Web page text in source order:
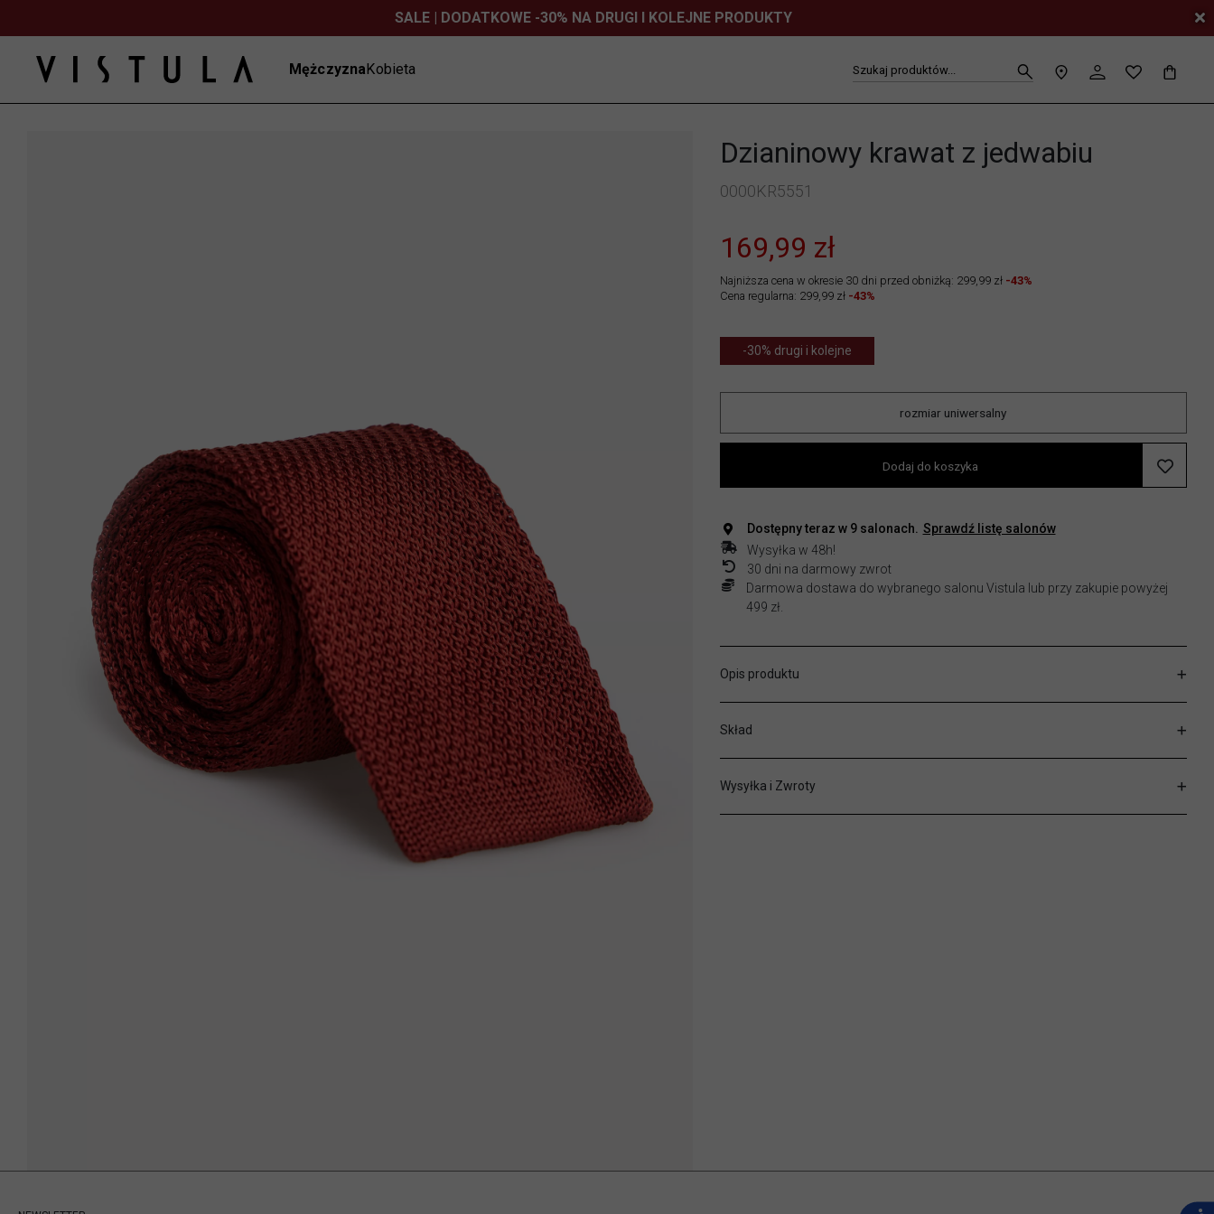
SALE | DODATKOWE -30% NA DRUGI I KOLEJNE PRODUKTY
MężczyznaKobieta Szukaj produktów...
Dzianinowy krawat z jedwabiu
0000KR5551
169,99 zł
Najniższa cena w okresie 30 dni przed obniżką: 299,99 zł -43%
Cena regularna: 299,99 zł -43%
-30% drugi i kolejne
rozmiar uniwersalny
Dodaj do koszyka
Dostępny teraz w 9salonach.
Sprawdź listę salonów
Wysyłka w 48h!
30 dni na darmowy zwrot
Darmowa dostawa do wybranego salonu Vistula lub przy zakupie powyżej
499 zł.
Opis produktu
Skład
Wysyłka i Zwroty